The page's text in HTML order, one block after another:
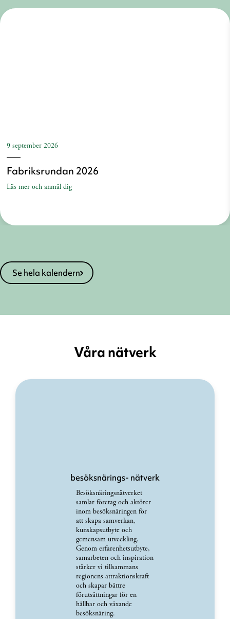
9 september 2026
Fabriksrundan 2026
Läs mer och anmäl dig
Se hela kalendern
Våra nätverk
besöksnärings- nätverk
Besöksnäringsnätverket
samlar företag och aktörer
inom besöksnäringen för
att skapa samverkan,
kunskapsutbyte och
gemensam utveckling.
Genom erfarenhetsutbyte,
samarbeten och inspiration
stärker vi tillsammans
regionens attraktionskraft
och skapar bättre
förutsättningar för en
hållbar och växande
besöksnäring.